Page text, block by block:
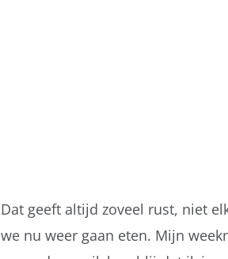
Dat geeft altijd zoveel rust, niet
we nu weer gaan eten. Mijn